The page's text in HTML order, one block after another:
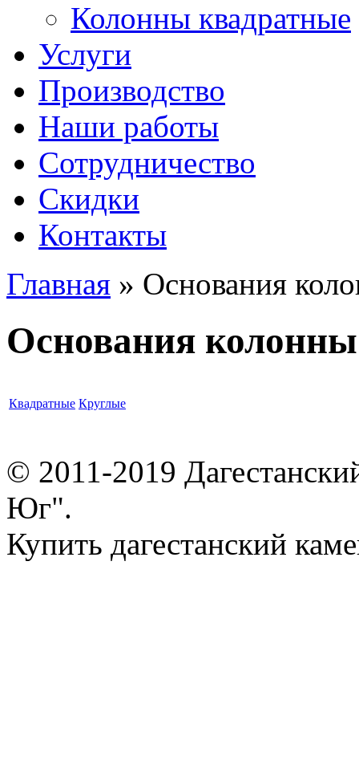
Колонны квадратные
Услуги
Производство
Наши работы
Сотрудничество
Скидки
Контакты
Вы здесь
Главная » Основания
Основания колонны
Квадратные Круглые
© 2011-2019
Юг".
Купить дагестанский